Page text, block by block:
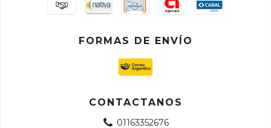
FORMAS DE ENVÍO
CONTACTANOS
01163352676